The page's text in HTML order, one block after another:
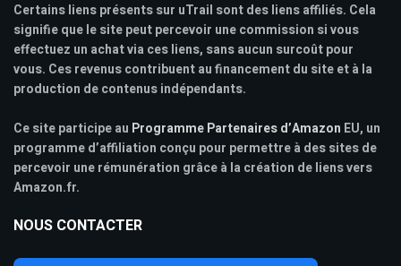
Certains liens présents sur uTrail sont des liens affiliés. Cela
signifie que le site peut percevoir une commission si vous
effectuez un achat via ces liens, sans aucun surcoût pour
vous. Ces revenus contribuent au financement du site et à la
production de contenus indépendants.
Ce site participe au Programme Partenaires d’Amazon EU, un
programme d’affiliation conçu pour permettre à des sites de
percevoir une rémunération grâce à la création de liens vers
Amazon.fr.
NOUS CONTACTER